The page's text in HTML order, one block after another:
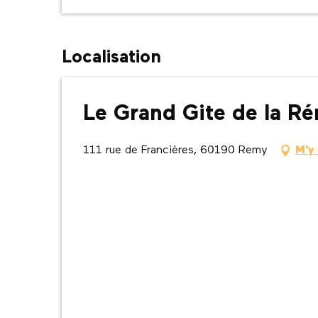
Localisation
Le Grand Gite de la
111 rue de Francières, 60190 Remy